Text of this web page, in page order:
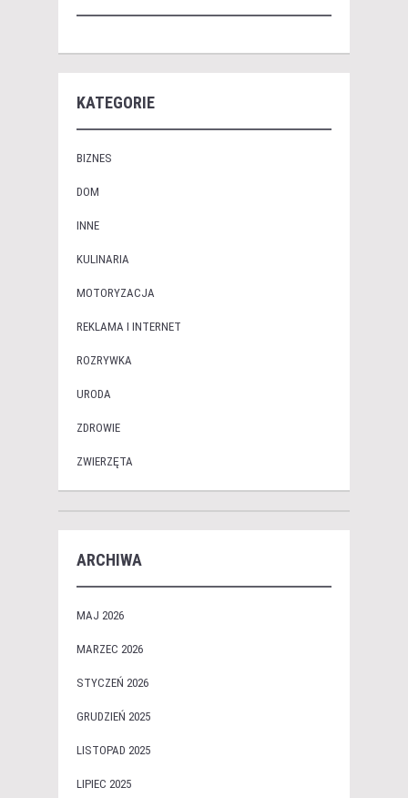
KATEGORIE
BIZNES
DOM
INNE
KULINARIA
MOTORYZACJA
REKLAMA I INTERNET
ROZRYWKA
URODA
ZDROWIE
ZWIERZĘTA
ARCHIWA
MAJ 2026
MARZEC 2026
STYCZEŃ 2026
GRUDZIEŃ 2025
LISTOPAD 2025
LIPIEC 2025